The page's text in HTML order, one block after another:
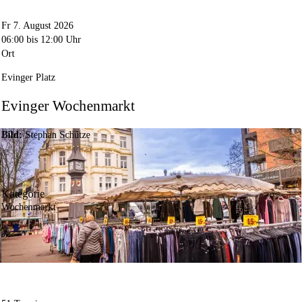
Fr 7. August 2026
06:00bis 12:00 Uhr
Ort
Evinger Platz
Evinger Wochenmarkt
Bild:Stephan Schütze
Kategorie
Wochenmarkt